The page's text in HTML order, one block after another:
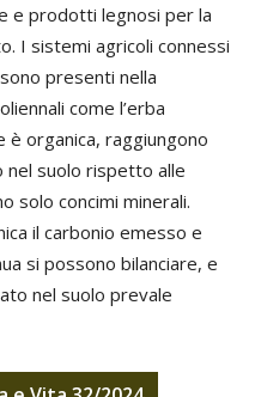
e prodotti legnosi per la
I sistemi agricoli connessi
presenti nella
come l’erba
è organica, raggiungono
nel suolo rispetto alle
solo concimi minerali.
il carbonio emesso e
si possono bilanciare, e
nel suolo prevale